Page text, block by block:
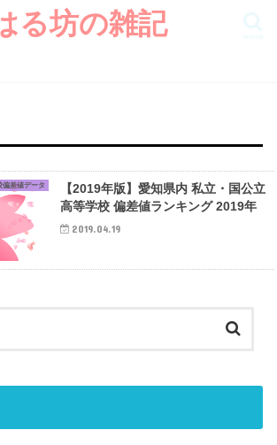
る坊の雑記
偏差値データ
【2019年版】愛知県内 私立・国公立
高等学校 偏差値ランキング 2019年
2019.04.19